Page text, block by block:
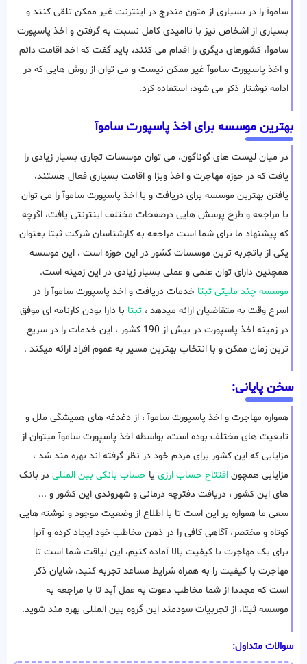
ساموآ را در بسیاری از متون مندرج در اینترنت غیر ممکن تلقی کنند و
بسیاری از اشخاص نیز با ناامیدی کامل نسبت به گرفتن و اخذ پاسپورت
ساموآ، کشورهای دیگری را اقدام می کنند، باید گفت که اخذ اقامت دائم
و اخذ پاسپورت ساموآ غیر ممکن نیست و می توان از روش هایی که در
ادامه نوشتار ذکر می شود، استفاده کرد.
بهترین موسسه برای اخذ پاسپورت ساموآ
در میان لیست های گوناگون، می توان موسسات تجاری بسیار زیادی را
یافت که در حوزه مهاجرت و اخذ ویزا و اقامت بسیاری فعال هستند،
یافتن بهترین موسسه برای دریافت و یا اخذ پاسپورت ساموآ را می توان
با مراجعه و طرح پرسش هایی درصفحات مختلف اینترنتی یافت، اگرچه
که پیشنهاد ما برای شما است مراجعه به کارشناسان شرکت ثبتا بعنوان
یکی از باتجربه ترین موسسات کشور در این حوزه است ، این موسسه
همچنین دارای توان علمی و عملی بسیار زیادی در این زمینه است.
موسسه چند ملیتی ثبتا خدمات دریافت و اخذ پاسپورت ساموآ را در
اسرع وقت به متقاضیان ارائه میدهد ، ثبتا با دارا بودن کارنامه ای موفق
در زمینه اخذ پاسپورت در بیش از 190 کشور ، این خدمات را در سریع
ترین زمان ممکن و با انتخاب بهترین مسیر به عموم افراد ارائه میکند .
سخن پایانی:
همواره مهاجرت و اخذ پاسپورت ساموآ ، از دغدغه های همیشگی ملل و
تابعیت های مختلف بوده است، بواسطه اخذ پاسپورت ساموآ میتوان از
مزایایی که این کشور برای مردم خود در نظر گرفته اند بهره مند شد ،
مزایایی همچون افتتاح حساب ارزی یا حساب بانکی بین المللی در بانک
های این کشور ، دریافت دفترچه درمانی و شهروندی این کشور و ...
سعی ما همواره بر این است تا با اطلاع از وضعیت موجود و نوشته هایی
کوتاه و مختصر، آگاهی کافی را در ذهن مخاطب خود ایجاد کرده و آنرا
برای یک مهاجرت با کیفیت بالا آماده کنیم، این لیاقت شما است تا
مهاجرت با کیفیت را به همراه شرایط مساعد تجربه کنید، شایان ذکر
است که مجددا از شما مخاطب دعوت به عمل آید تا با مراجعه به
موسسه ثبتا، از تجربیات سودمند این گروه بین المللی بهره مند شوید.
سوالات متداول: